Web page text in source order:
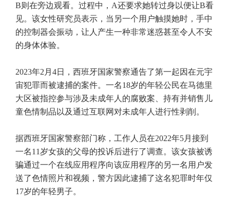
B则在旁边观看。过程中，A还要求她转过身以便让B看
见。该女性研究员表示，当另一个用户触摸她时，手中
的控制器会振动，让人产生一种非常迷惑甚至令人不安
的身体体验。
2023年2月4日，西班牙国家警察通告了第一起因在元宇
宙犯罪而被逮捕的案件。一名18岁的年轻公民在马德里
大区被指控参与涉及未成年人的腐败案、持有并销售儿
童色情制品以及通过互联网对未成年人进行性剥削。
据西班牙国家警察部门称，工作人员在2022年5月接到
一名11岁女孩的父母的投诉后进行了调查。该女孩被诱
骗通过一个在线应用程序向该应用程序的另一名用户发
送了色情照片和视频，警方因此逮捕了这名犯罪时年仅
17岁的年轻男子。